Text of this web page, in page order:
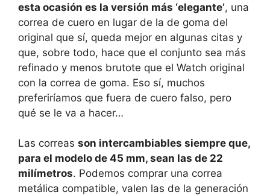
esta ocasión es la versión más ‘elegante’, una
correa de cuero en lugar de la de goma del
original que sí, queda mejor en algunas citas y
que, sobre todo, hace que el conjunto sea más
refinado y menos brutote que el Watch original
con la correa de goma. Eso sí, muchos
preferiríamos que fuera de cuero falso, pero
qué se le va a hacer…
Las correas son intercambiables siempre que,
para el modelo de 45 mm, sean las de 22
milímetros. Podemos comprar una correa
metálica compatible, valen las de la generación